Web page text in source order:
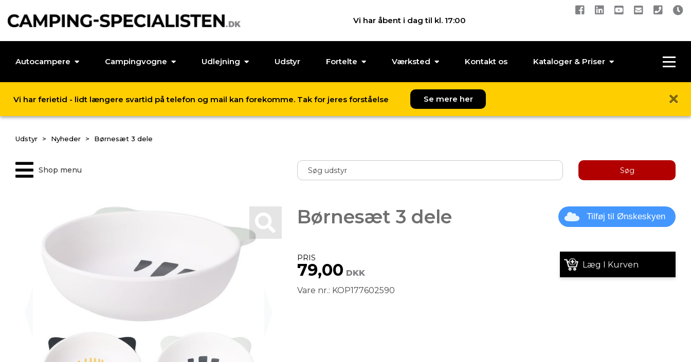
Vi har åbent i dag til kl. 17:00
Autocampere Campingvogne Udlejning Udstyr Fortelte Værksted Kontakt os Kataloger & Priser
Vi har ferietid - lidt længere svartid på telefon og mail kan forekomme. Tak for jeres forståelse Se mere her
Udstyr Nyheder Børnesæt 3 dele
Shop menu Søg
Børnesæt 3 dele Tilføj til Ønskeskyen
PRIS
79,00 DKK
Læg I Kurven
Vare nr.: KOP177602590